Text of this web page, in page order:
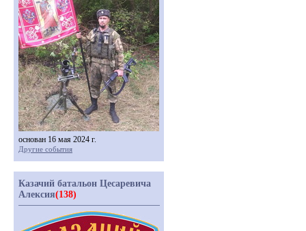
основан 16 мая 2024 г.
Другие события
Казачий батальон Цесаревича
Алексия(138)